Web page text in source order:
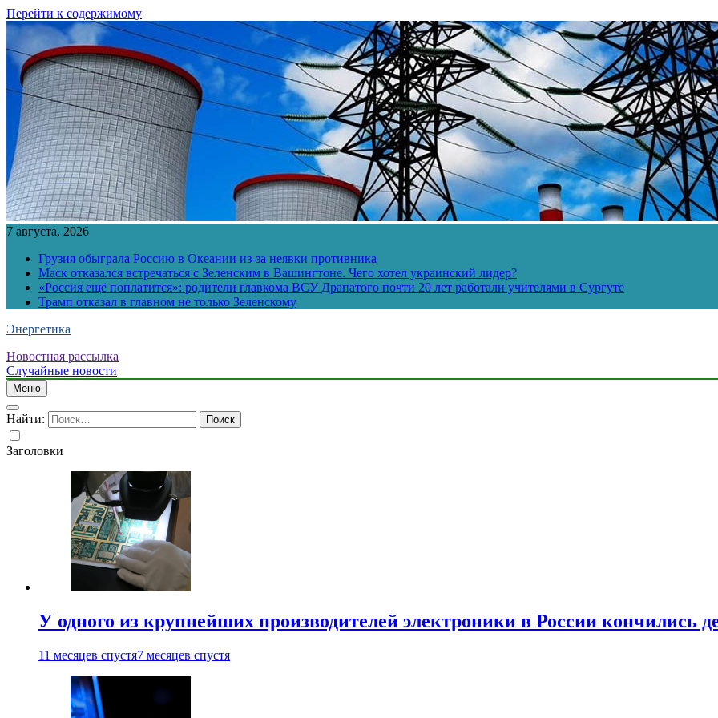
Перейти к содержимому
7 августа, 2026
Грузия обыграла Россию в Океании из-за неявки противника
Маск отказался встречаться с Зеленским в Вашингтоне. Чего хотел украинский лидер?
«Россия ещё поплатится»: родители главкома ВСУ Драпатого почти 20 лет работали учителями в Сургуте
Трамп отказал в главном не только Зеленскому
Энергетика
Новостная рассылка
Случайные новости
Меню
Найти:
Заголовки
У одного из крупнейших производителей электроники в России кончились
11 месяцев спустя7 месяцев спустя